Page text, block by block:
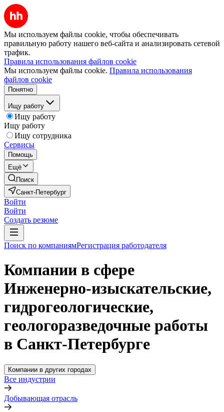
Мы используем файлы cookie, чтобы обеспечивать
правильную работу нашего веб-сайта и анализировать сетевой
трафик.
Правила использования файлов cookie
Мы используем файлы cookie. Правила использования
файлов cookie
Понятно
Ищу работу
Ищу работу
Ищу работу
Ищу сотрудника
Сервисы
Помощь
Ещё
Поиск
Санкт-Петербург
Войти
Войти
Создать резюме
Поиск по компаниямРегистрация работодателя
Компании в сфере
Инженерно-изыскательские,
гидрогеологические,
геологоразведочные работы
в Санкт-Петербурге
Компании в других городах
Все индустрии
Добывающая отрасль